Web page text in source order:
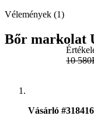
10 580
Vélemények (1)
Bőr markolat
Vásárló